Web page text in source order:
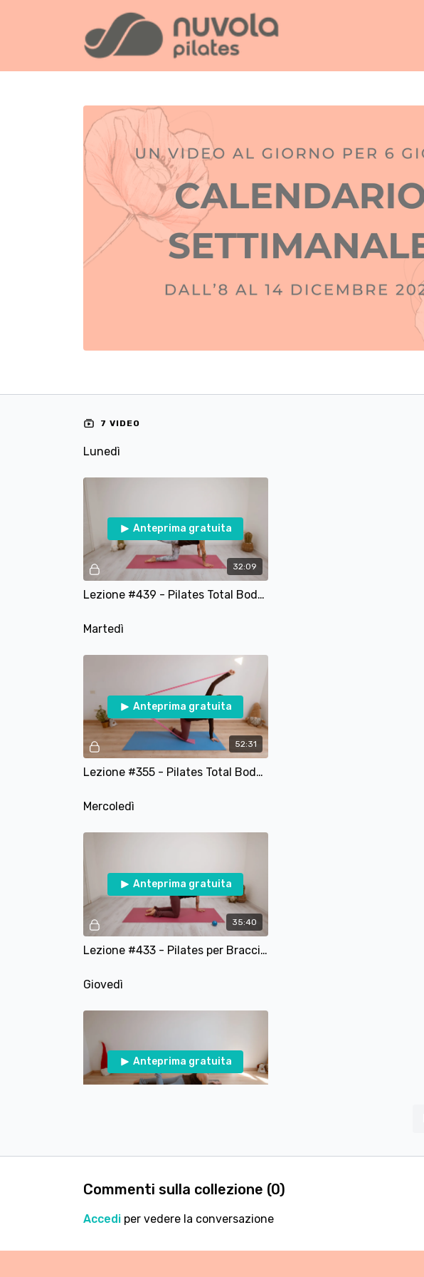
7 VIDEO
Lunedì
32:09
Anteprima gratuita
Lezione #439 - Pilates Total Body - Consapevolezza e movimento globale
Martedì
52:31
Anteprima gratuita
Lezione #355 - Pilates Total Body con Elastico
Mercoledì
35:40
Anteprima gratuita
Lezione #433 - Pilates per Braccia e Postura con Pesetti
Giovedì
Anteprima gratuita
Commenti sulla collezione (0)
Accedi per vedere la conversazione